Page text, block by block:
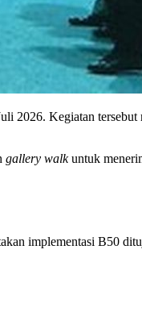
2026. Kegiatan tersebut
gallery walkuntuk
implementasi B50